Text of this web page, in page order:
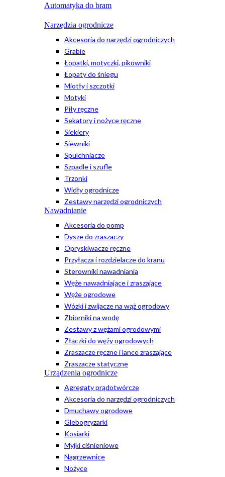
Automatyka do bram
Narzędzia ogrodnicze
Akcesoria do narzędzi ogrodniczych
Grabie
Łopatki, motyczki, pikowniki
Łopaty do śniegu
Miotły i szczotki
Motyki
Piły ręczne
Sekatory i nożyce ręczne
Siekiery
Siewniki
Spulchniacze
Szpadle i szufle
Trzonki
Widły ogrodnicze
Zestawy narzędzi ogrodniczych
Nawadnianie
Akcesoria do pomp
Dysze do zraszaczy
Opryskiwacze ręczne
Przyłącza i rozdzielacze do kranu
Sterowniki nawadniania
Węże nawadniające i zraszające
Węże ogrodowe
Wózki i zwijacze na wąż ogrodowy
Zbiorniki na wodę
Zestawy z wężami ogrodowymi
Złączki do węży ogrodowych
Zraszacze ręczne i lance zraszające
Zraszacze statyczne
Urządzenia ogrodnicze
Agregaty prądotwórcze
Akcesoria do narzędzi ogrodniczych
Dmuchawy ogrodowe
Glebogryzarki
Kosiarki
Myjki ciśnieniowe
Nagrzewnice
Nożyce